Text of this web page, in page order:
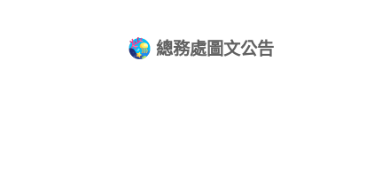
總務處圖文公告